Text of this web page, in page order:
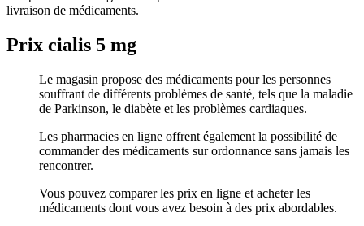
livraison de médicaments.
Prix cialis 5 mg
Le magasin propose des médicaments pour les personnes
souffrant de différents problèmes de santé, tels que la maladie
de Parkinson, le diabète et les problèmes cardiaques.
Les pharmacies en ligne offrent également la possibilité de
commander des médicaments sur ordonnance sans jamais les
rencontrer.
Vous pouvez comparer les prix en ligne et acheter les
médicaments dont vous avez besoin à des prix abordables.